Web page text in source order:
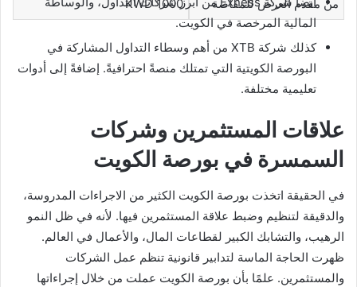
من مقدم العرض للمقاصة KWD 1000
المالية المرخصة في الكويت.
كذلك شركة XTB من أهم وسطاء التداول المشاركة في
البورصة الكويتية التي تمتلك منصةً احترافيةً. إضافةً إلى أدوات
تعليمية مختلفة.
علاقات المستثمرين وشركات
السمسرة في بورصة الكويت
في الحقيقة اتخذت بورصة الكويت الكثير من الاجراءات المدروسة،
والدقيقة لتنظيم وضبط علاقة المستثمرين فيها. لأنه في ظل النمو
الرهيب، والتشابك الكبير لقطاعات المال، والأعمال في العالم.
ظهرت الحاجة الماسة لتدابير قانونية تنظم عمل الشركات
والمستثمرين. علمًا بأن بورصة الكويت عملت من خلال إجراءاتها